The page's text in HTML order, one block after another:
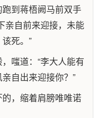
到蒋梧阙马前双手
亲自前来迎接，未能
死。”
嗤道：“李大人能有
自出来迎接你？”
，缩着肩膀唯唯诺